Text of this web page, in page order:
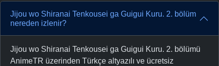
Jijou wo Shiranai Tenkousei ga Guigui Kuru. 2. bölüm
nereden izlenir?
Jijou wo Shiranai Tenkousei ga Guigui Kuru. 2. bölümü
AnimeTR üzerinden Türkçe altyazılı ve ücretsiz